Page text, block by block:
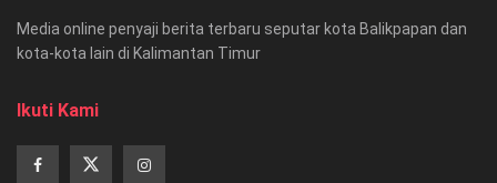
Media online penyaji berita terbaru seputar kota Balikpapan dan
kota-kota lain di Kalimantan Timur
Ikuti Kami